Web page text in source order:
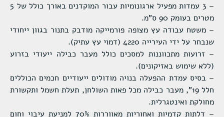
– 3 עמדות מפעיל ארגונומיות עבור המוקדנים באורך כולל של 5
מטרים בעומק 90 ס"מ.
– משטח עבודה עץ מצופה פורמייקה מודבק בתנור בגוון ייחודי
שנבחר על ידי העירייה 4220 (דמוי עץ עתיק).
– זרועות מתכווננות למסכים כולל מעבר כבילה ייעודי בזרוע
(ללא שימוש באזיקונים).
– בסיס עמדת ההפעלה בנויה מודולים ייעודיים חכמים הכוללים
חלל 19", מעבר כבילה מכל פאות השולחן, תעלת חשמל ותקשורת
מחולקת ואינטגרלית.
– דלתות קדמיות ואחוריות מאווררות 70% למניעת עיבוי וחום